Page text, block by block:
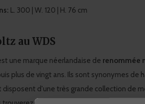
L. 300 | W. 120 | H. 76 cm
au WDS
une marque néerlandaise de renommée
plus de vingt ans. Ils sont synonymes de
disposent d'une très grande collection de